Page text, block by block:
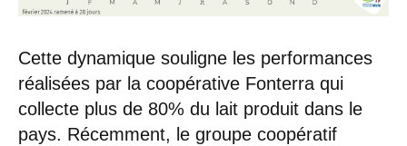
Cette dynamique souligne les performances
réalisées par la coopérative Fonterra qui
collecte plus de 80% du lait produit dans le
pays. Récemment, le groupe coopératif